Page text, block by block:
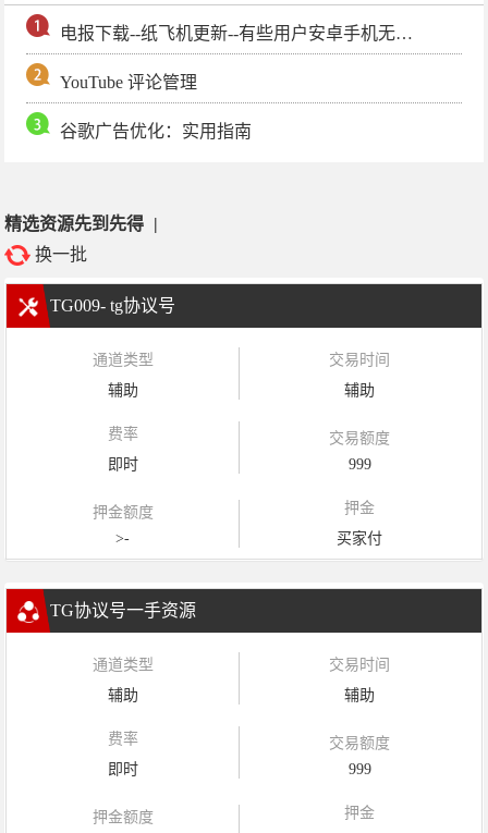
电报下载--纸飞机更新--有些用户安卓手机无法更新电报软件
YouTube 评论管理
谷歌广告优化：实用指南
精选资源先到先得 |
换一批
TG009- tg协议号
通道类型
辅助
交易时间
辅助
费率
即时
交易额度
999
押金额度
>-
押金
买家付
TG协议号一手资源
通道类型
辅助
交易时间
辅助
费率
即时
交易额度
999
押金额度
押金